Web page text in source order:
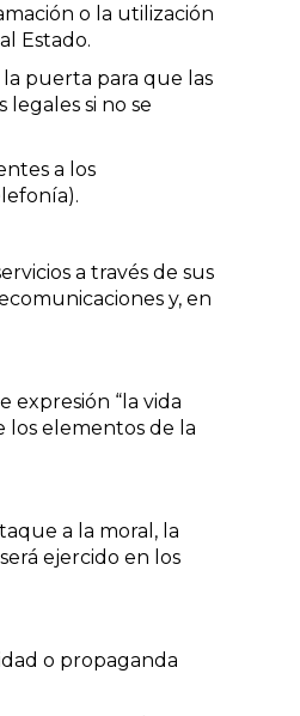
o la utilización
Estado.
puerta para que las
si no se
a los
a través de sus
y, en
expresión “la vida
los elementos de la
a la moral, la
ejercido en los
o propaganda